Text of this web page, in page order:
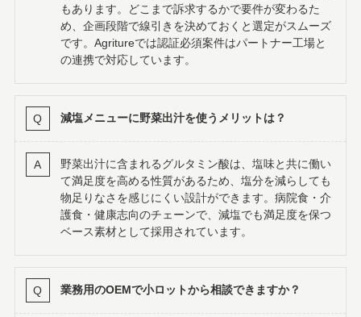
もあります。どこまで訴求するかで要件が変わるた
め、企画段階で線引きを決めておくと選定がスムーズ
です。Agritureでは認証必須案件はパートナー工場と
の連携で対応しています。
減塩メニューに野菜出汁を使うメリットは？
野菜出汁に含まれるグルタミン酸は、塩味と共に働い
て満足度を高める性質があるため、塩分を減らしても
物足りなさを感じにくい設計ができます。病院食・介
護食・健康志向のチェーンで、減塩でも満足度を保つ
ベース素材として採用されています。
業務用のOEMで小ロットから相談できますか？